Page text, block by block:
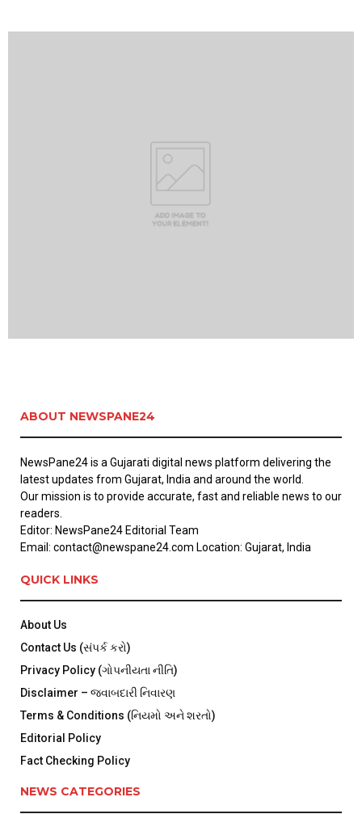
ABOUT NEWSPANE24
NewsPane24 is a Gujarati digital news platform delivering the
latest updates from Gujarat, India and around the world.
Our mission is to provide accurate, fast and reliable news to our
readers.
Editor: NewsPane24 Editorial Team
Email: contact@newspane24.com Location: Gujarat, India
QUICK LINKS
About Us
Contact Us (સંપર્ક કરો)
Privacy Policy (ગોપનીયતા નીતિ)
Disclaimer – જવાબદારી નિવારણ
Terms & Conditions (નિયમો અને શરતો)
Editorial Policy
Fact Checking Policy
NEWS CATEGORIES